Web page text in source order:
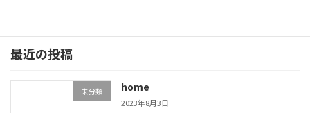
最近の投稿
未分類 home
2023年8月3日